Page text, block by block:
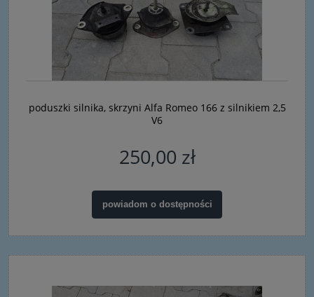
poduszki silnika, skrzyni Alfa Romeo 166 z silnikiem 2,5
V6
250,00 zł
powiadom o dostępności